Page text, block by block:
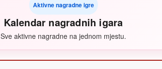
Aktivne nagradne igre
Kalendar nagradnih igara
Sve aktivne nagradne na jednom mjestu.